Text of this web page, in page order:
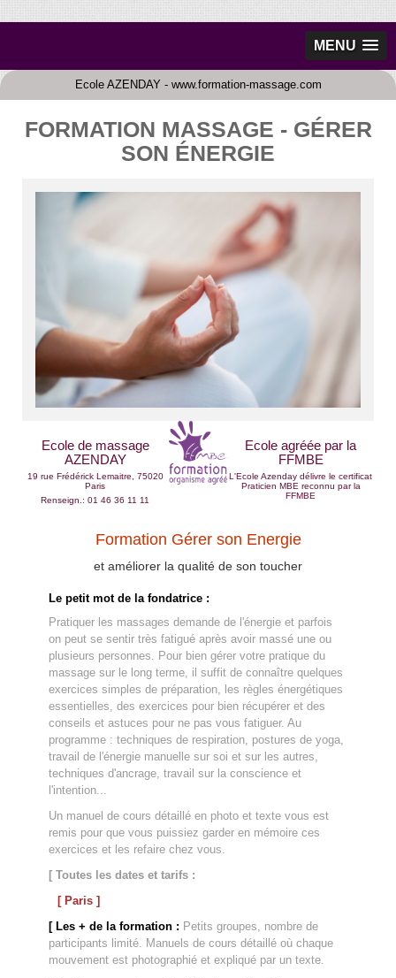
MENU
Ecole AZENDAY - www.formation-massage.com
FORMATION MASSAGE - GÉRER
SON ÉNERGIE
Ecole de massage
AZENDAY
19 rue Frédérick Lemaitre, 75020
Paris
Renseign.: 01 46 36 11 11
Ecole agréée par la
FFMBE
L'Ecole Azenday délivre le certificat
Praticien MBE reconnu par la
FFMBE
Formation Gérer son Energie
et améliorer la qualité de son toucher
Le petit mot de la fondatrice :
Pratiquer les massages demande de l'énergie et parfois
on peut se sentir très fatigué après avoir massé une ou
plusieurs personnes. Pour bien gérer votre pratique du
massage sur le long terme, il suffit de connaître quelques
exercices simples de préparation, les règles énergétiques
essentielles, des exercices pour bien récupérer et des
conseils et astuces pour ne pas vous fatiguer. Au
programme : techniques de respiration, postures de yoga,
travail de l'énergie manuelle sur soi et sur les autres,
techniques d'ancrage, travail sur la conscience et
l'intention...
Un manuel de cours détaillé en photo et texte vous est
remis pour que vous puissiez garder en mémoire ces
exercices et les refaire chez vous.
[ Toutes les dates et tarifs :
[ Paris ]
[ Les + de la formation : Petits groupes, nombre de
participants limité. Manuels de cours détaillé où chaque
mouvement est photographié et expliqué par un texte.